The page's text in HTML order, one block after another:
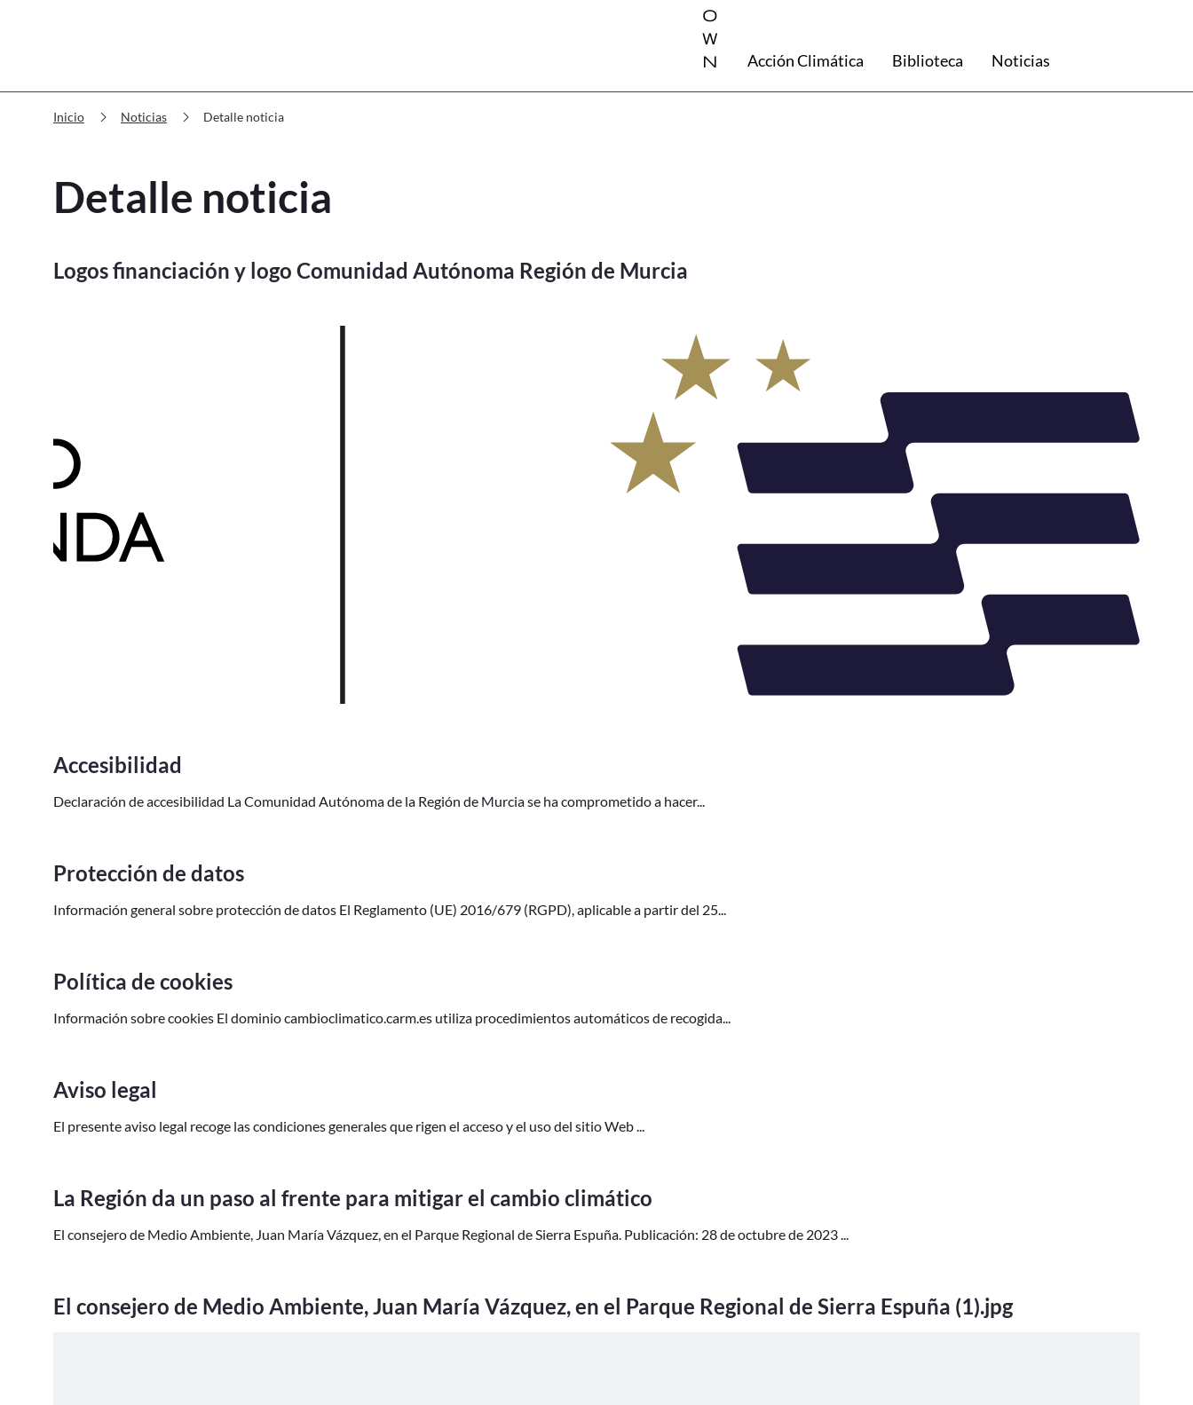
o
w
n
Acción Climática Biblioteca Noticias
Inicio chevron_right Noticias chevron_right Detalle noticia
Detalle noticia
Logos financiación y logo Comunidad Autónoma Región de Murcia
Accesibilidad
Declaración de accesibilidad La Comunidad Autónoma de la Región de Murcia se ha comprometido a hacer...
Protección de datos
Información general sobre protección de datos El Reglamento (UE) 2016/679 (RGPD), aplicable a partir del 25...
Política de cookies
Información sobre cookies El dominio cambioclimatico.carm.es utiliza procedimientos automáticos de recogida...
Aviso legal
El presente aviso legal recoge las condiciones generales que rigen el acceso y el uso del sitio Web ...
La Región da un paso al frente para mitigar el cambio climático
El consejero de Medio Ambiente, Juan María Vázquez, en el Parque Regional de Sierra Espuña. Publicación: 28 de octubre de 2023 ...
El consejero de Medio Ambiente, Juan María Vázquez, en el Parque Regional de Sierra Espuña (1).jpg